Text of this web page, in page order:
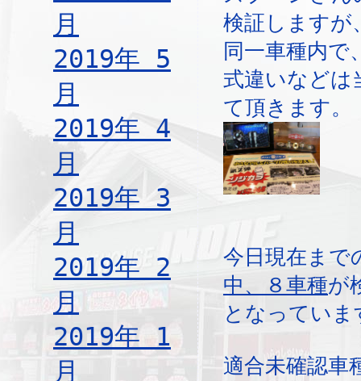
月
2019年 5
月
2019年 4
月
2019年 3
月
2019年 2
月
2019年 1
月
検証しますが
同一車種内で
式違いなどは
て頂きます。
今日現在まで
中、８車種が
となっていま
適合未確認車